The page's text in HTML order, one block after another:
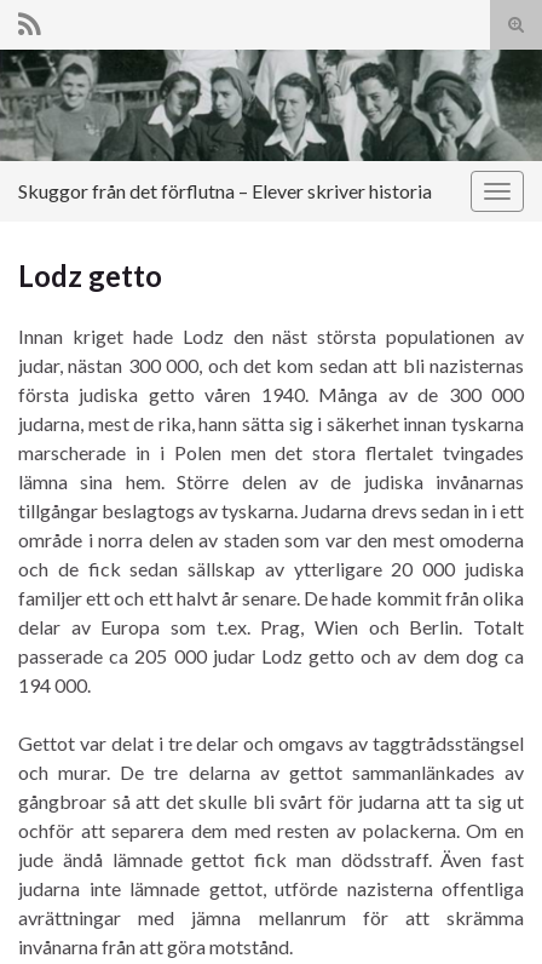
Slå
på/
Search for:
Slå
Skuggor från det förflutna – Elever skriver historia
Lodz getto
Innan kriget hade Lodz den näst största populationen av
judar, nästan 300 000, och det kom sedan att bli nazisternas
första judiska getto våren 1940. Många av de 300 000
judarna, mest de rika, hann sätta sig i säkerhet innan tyskarna
marscherade in i Polen men det stora flertalet tvingades
lämna sina hem. Större delen av de judiska invånarnas
tillgångar beslagtogs av tyskarna. Judarna drevs sedan in i ett
område i norra delen av staden som var den mest omoderna
och de fick sedan sällskap av ytterligare 20 000 judiska
familjer ett och ett halvt år senare. De hade kommit från olika
delar av Europa som t.ex. Prag, Wien och Berlin. Totalt
passerade ca 205 000 judar Lodz getto och av dem dog ca
194 000.
Gettot var delat i tre delar och omgavs av taggtrådsstängsel
och murar. De tre delarna av gettot sammanlänkades av
gångbroar så att det skulle bli svårt för judarna att ta sig ut
ochför att separera dem med resten av polackerna. Om en
jude ändå lämnade gettot fick man dödsstraff. Även fast
judarna inte lämnade gettot, utförde nazisterna offentliga
avrättningar med jämna mellanrum för att skrämma
invånarna från att göra motstånd.